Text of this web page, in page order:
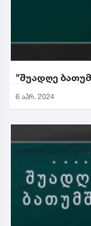
"შუადღე
6 აპრ. 2024